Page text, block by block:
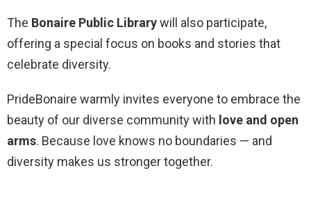
The Bonaire Public Librarywill also participate,
offering a special focus on books and stories that
celebrate diversity.
PrideBonaire warmly invites everyone to embrace the
beauty of our diverse community with love and open
arms. Because love knows no boundaries — and
diversity makes us stronger together.